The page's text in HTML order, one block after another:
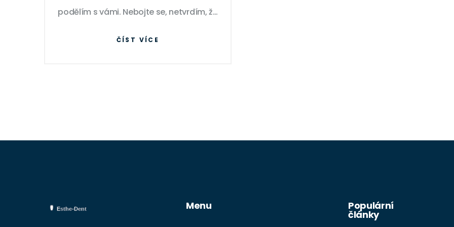
podělím s vámi. Nebojte se, netvrdím, že
ČÍST VÍCE
Menu Populární
články